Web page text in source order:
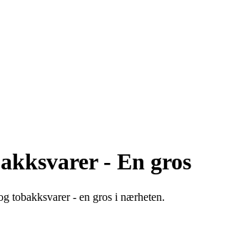
- En gros
tobakksvarer - en gros i nærheten.